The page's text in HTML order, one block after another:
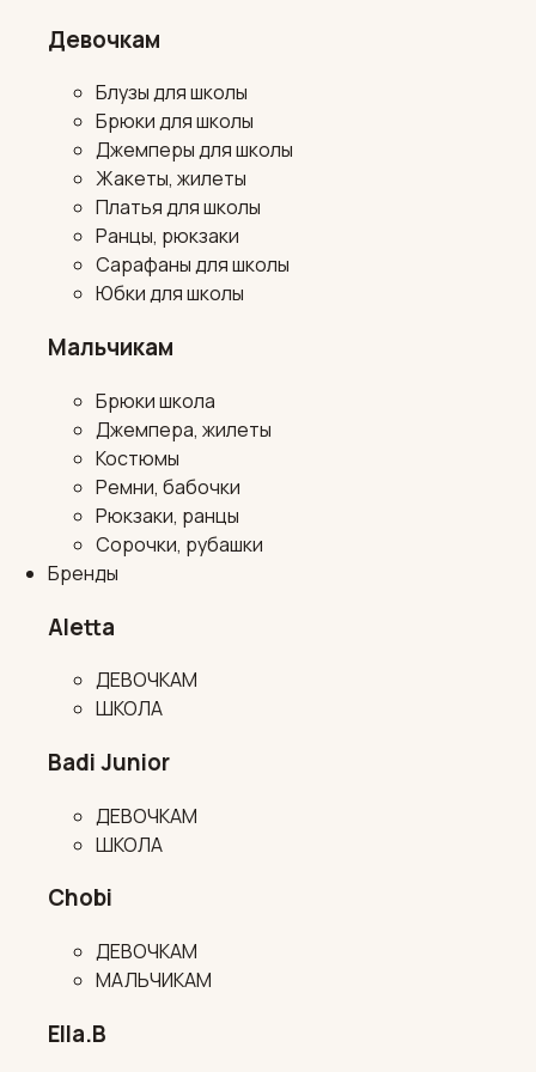
Девочкам
Блузы для школы
Брюки для школы
Джемперы для школы
Жакеты, жилеты
Платья для школы
Ранцы, рюкзаки
Сарафаны для школы
Юбки для школы
Мальчикам
Брюки школа
Джемпера, жилеты
Костюмы
Ремни, бабочки
Рюкзаки, ранцы
Сорочки, рубашки
Бренды
Aletta
ДЕВОЧКАМ
ШКОЛА
Badi Junior
ДЕВОЧКАМ
ШКОЛА
Chobi
ДЕВОЧКАМ
МАЛЬЧИКАМ
Ella.B